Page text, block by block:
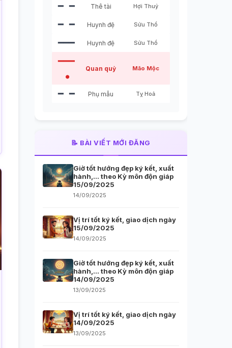
━ ━ Thê tài Hợi Thuỷ
━ ━ Huynh đệ Sửu Thổ
━━━ Huynh đệ Sửu Thổ
━━━
●
Quan quỷ Mão Mộc
━ ━ Phụ mẫu Tỵ Hoả
📝 BÀI VIẾT MỚI ĐĂNG
Giờ tốt hướng đẹp ký kết, xuất
hành,… theo Kỳ môn độn giáp
15/09/2025
14/09/2025
Vị trí tốt ký kết, giao dịch ngày
15/09/2025
14/09/2025
Giờ tốt hướng đẹp ký kết, xuất
hành,… theo Kỳ môn độn giáp
14/09/2025
13/09/2025
Vị trí tốt ký kết, giao dịch ngày
14/09/2025
13/09/2025